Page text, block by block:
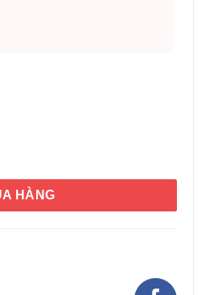
Cica Ampoule 50g số lượng
HÀNG